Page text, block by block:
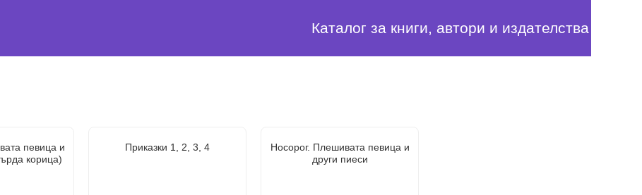
Каталог за книги, автори и издателства
певица и
корица)
Приказки 1, 2, 3, 4
Носорог. Плешивата певица и
други пиеси